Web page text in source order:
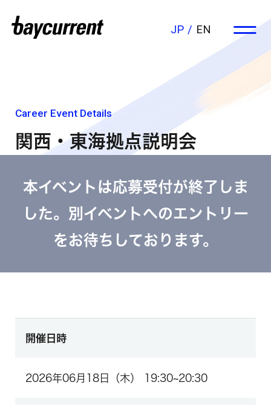
EN
JP
Career Event Details
関西・東海拠点説明会
本イベントは応募受付が終了しま
した。別イベントへのエントリー
をお待ちしております。
開催日時
2026年06月18日（木） 19:30~20:30